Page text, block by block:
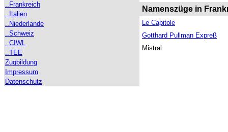
..Frankreich
..Italien
..Niederlande
..Schweiz
..CIWL
..TEE
Zugbildung
Impressum
Datenschutz
Namenszüge in
Le Capitole
Gotthard Pullman Expreß
Mistral